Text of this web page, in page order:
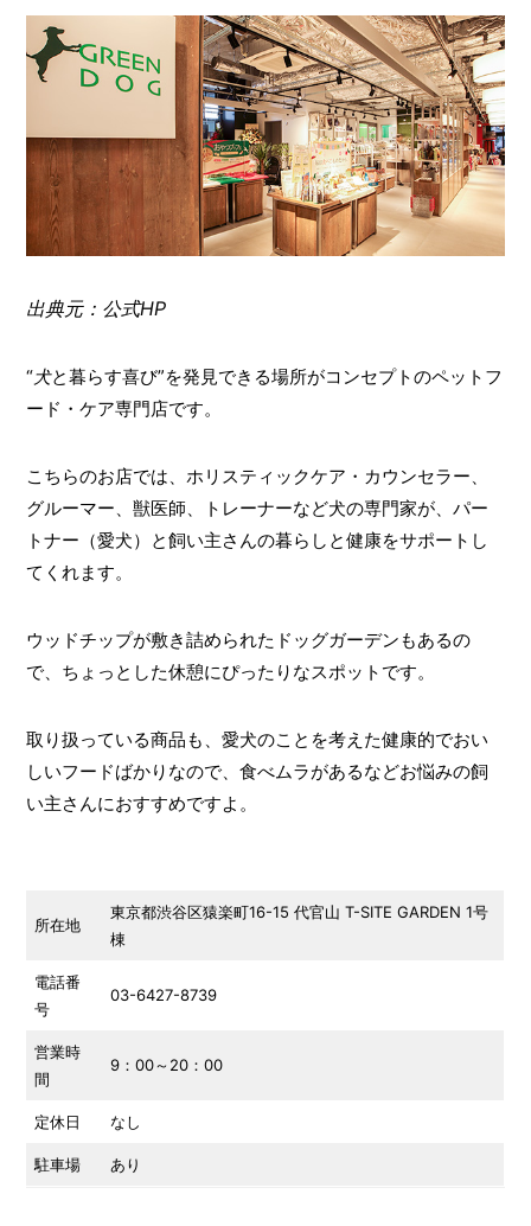
出典元：公式HP
“犬と暮らす喜び”を発見できる場所がコンセプトのペットフ
ード・ケア専門店です。
こちらのお店では、ホリスティックケア・カウンセラー、
グルーマー、獣医師、トレーナーなど犬の専門家が、パー
トナー（愛犬）と飼い主さんの暮らしと健康をサポートし
てくれます。
ウッドチップが敷き詰められたドッグガーデンもあるの
で、ちょっとした休憩にぴったりなスポットです。
取り扱っている商品も、愛犬のことを考えた健康的でおい
しいフードばかりなので、食べムラがあるなどお悩みの飼
い主さんにおすすめですよ。
所在地
東京都渋谷区猿楽町16-15 代官山 T-SITE GARDEN 1号
棟
電話番
号
03-6427-8739
営業時
間
9：00～20：00
定休日 なし
駐車場 あり